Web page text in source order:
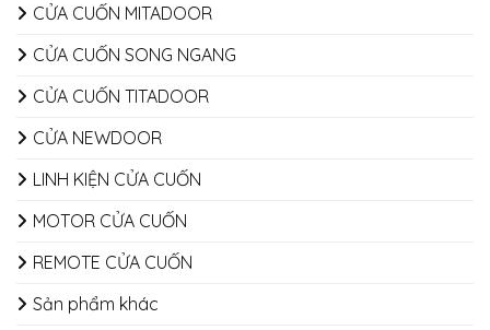
CỬA CUỐN MITADOOR
CỬA CUỐN SONG NGANG
CỬA CUỐN TITADOOR
CỬA NEWDOOR
LINH KIỆN CỬA CUỐN
MOTOR CỬA CUỐN
REMOTE CỬA CUỐN
Sản phẩm khác